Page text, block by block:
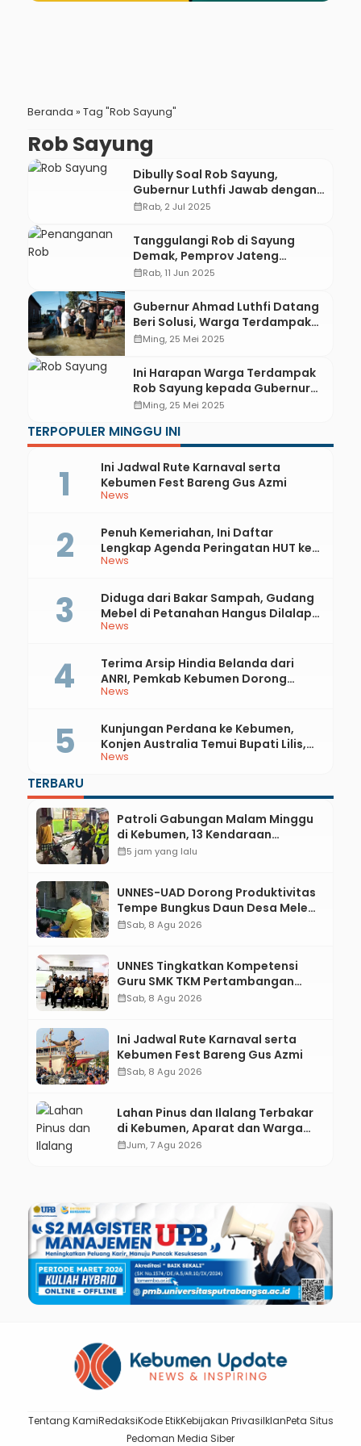
Beranda » Tag "Rob Sayung"
Rob Sayung
Dibully Soal Rob Sayung,
Gubernur Luthfi Jawab dengan
Aksi Nyata dan Strategi Jangka
calendar_monthRab, 2 Jul 2025
Tanggulangi Rob di Sayung
Demak, Pemprov Jateng
Kerahkan Pompa dan Kapal
calendar_monthRab, 11 Jun 2025
Gubernur Ahmad Luthfi Datang
Beri Solusi, Warga Terdampak
Rob Sayung Semringah
calendar_monthMing, 25 Mei 2025
Ini Harapan Warga Terdampak
Rob Sayung kepada Gubernur
Ahmad Luthfi
calendar_monthMing, 25 Mei 2025
TERPOPULER MINGGU INI
News
Ini Jadwal Rute Karnaval serta
Kebumen Fest Bareng Gus Azmi
News
Penuh Kemeriahan, Ini Daftar
Lengkap Agenda Peringatan HUT ke-
81 RI dan Hari Jadi ke-397 Kabupaten
News
Diduga dari Bakar Sampah, Gudang
Mebel di Petanahan Hangus Dilalap
Api
News
Terima Arsip Hindia Belanda dari
ANRI, Pemkab Kebumen Dorong
Integrasi Sejarah, Geopark, dan
News
Kunjungan Perdana ke Kebumen,
Konjen Australia Temui Bupati Lilis,
Ini yang Dibahas
TERBARU
Patroli Gabungan Malam Minggu
di Kebumen, 13 Kendaraan
Terjaring Razia Knalpot Brong
calendar_month5 jam yang lalu
UNNES-UAD Dorong Produktivitas
Tempe Bungkus Daun Desa Meles,
Bantu Mesin dan Pendampingan
calendar_monthSab, 8 Agu 2026
UNNES Tingkatkan Kompetensi
Guru SMK TKM Pertambangan
Kebumen melalui Desain Green
calendar_monthSab, 8 Agu 2026
Ini Jadwal Rute Karnaval serta
Kebumen Fest Bareng Gus Azmi
calendar_monthSab, 8 Agu 2026
Lahan Pinus dan Ilalang Terbakar
di Kebumen, Aparat dan Warga
Padamkan Api Secara Manual
calendar_monthJum, 7 Agu 2026
Tentang KamiRedaksiKode EtikKebijakan PrivasiIklanPeta Situs
Pedoman Media Siber